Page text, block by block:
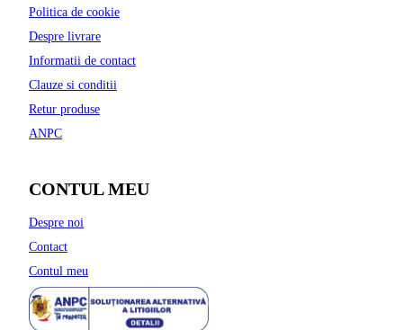
Politica de cookie
Despre livrare
Informatii de contact
Clauze si conditii
Retur produse
ANPC
CONTUL MEU
Despre noi
Contact
Contul meu